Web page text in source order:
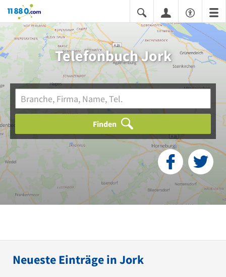
11880.com
Telefonbuch Jork
Finden
Neueste Einträge in Jork